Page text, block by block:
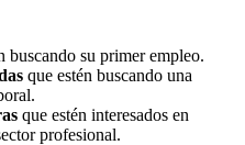
buscando su primer empleo.
que estén buscando una
que estén interesados en
profesional.